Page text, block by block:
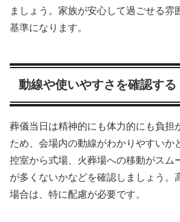
ましょう。家族が安心して過ごせる雰
基準になります。
動線や使いやすさを確認する
葬儀当日は精神的にも体力的にも負担
ため、会場内の動線がわかりやすいか
控室から式場、火葬場への移動がスム
が多くないかなどを確認しましょう。
場合は、特に配慮が必要です。